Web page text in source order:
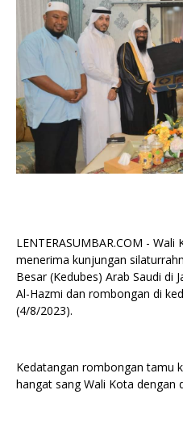
LENTERASUMBAR.COM -
menerima kunjungan
Besar (Kedubes) Arab Saudi di
Al-Hazmi dan rombongan di
(4/8/2023).
Kedatangan rombongan tamu
hangat sang Wali Kota dengan